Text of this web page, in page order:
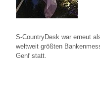
S-CountryDesk war erneut
weltweit größten
Genf statt.